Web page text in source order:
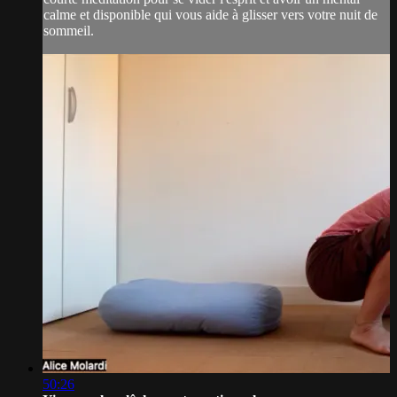
calme et disponible qui vous aide à glisser vers votre nuit de
sommeil.
50:26